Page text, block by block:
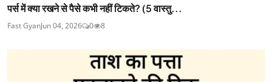
पर्स में क्या रखने से पैसे कभी नहीं टिकते? (5 वास्तु...
Fast GyanJun 04, 2026 0 8